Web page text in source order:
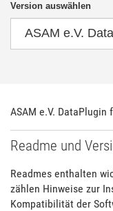
Version auswählen
ASAM e.V. DataPlugin
Readme und
Readmes enthalten
zählen Hinweise zur
Kompatibilität der